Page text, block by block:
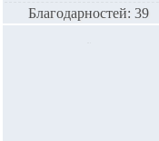
Благодарностей: 39